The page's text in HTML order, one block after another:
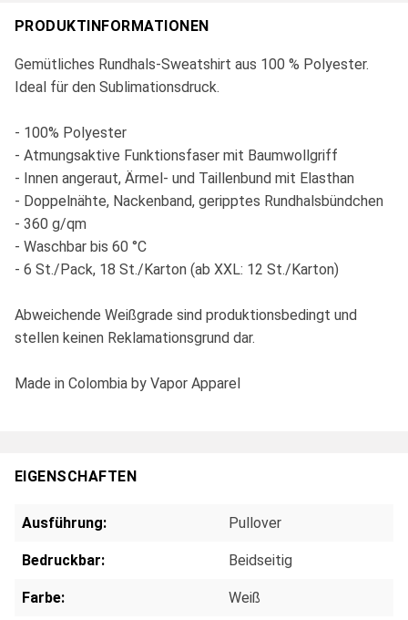
PRODUKTINFORMATIONEN
Gemütliches Rundhals-Sweatshirt aus 100 % Polyester.
Ideal für den Sublimationsdruck.
- 100% Polyester
- Atmungsaktive Funktionsfaser mit Baumwollgriff
- Innen angeraut, Ärmel- und Taillenbund mit Elasthan
- Doppelnähte, Nackenband, geripptes Rundhalsbündchen
- 360 g/qm
- Waschbar bis 60 °C
- 6 St./Pack, 18 St./Karton (ab XXL: 12 St./Karton)
Abweichende Weißgrade sind produktionsbedingt und
stellen keinen Reklamationsgrund dar.
Made in Colombia by Vapor Apparel
EIGENSCHAFTEN
Ausführung: Pullover
Bedruckbar: Beidseitig
Farbe: Weiß